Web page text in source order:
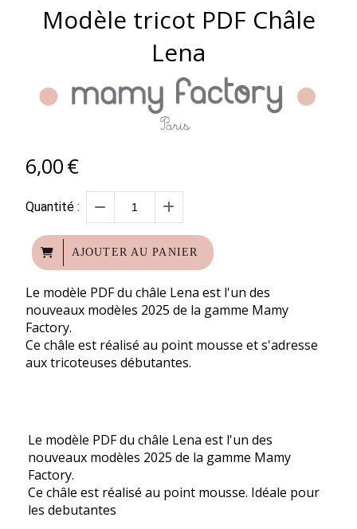
Modèle tricot PDF Châle
Lena
6,00€
Quantité :
AJOUTER AU PANIER
Le modèle PDF du châle Lena est l'un des
nouveaux modèles 2025 de la gamme Mamy
Factory.
Ce châle est réalisé au point mousse et s'adresse
aux tricoteuses débutantes.
Le modèle PDF du châle Lena est l'un des
nouveaux modèles 2025 de la gamme Mamy
Factory.
Ce châle est réalisé au point mousse. Idéale pour
les debutantes